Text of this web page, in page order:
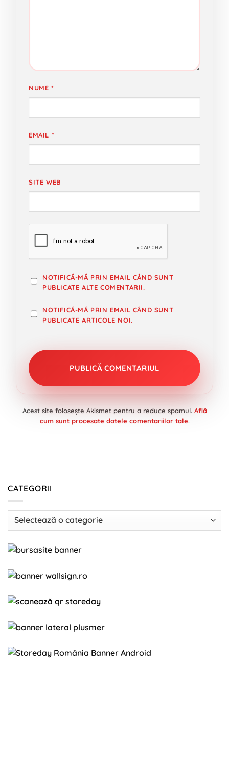
NUME *
EMAIL *
SITE WEB
NOTIFICĂ-MĂ PRIN EMAIL CÂND SUNT
PUBLICATE ALTE COMENTARII.
NOTIFICĂ-MĂ PRIN EMAIL CÂND SUNT
PUBLICATE ARTICOLE NOI.
Acest site folosește Akismet pentru a reduce spamul. Află
cum sunt procesate datele comentariilor tale.
CATEGORII
Categorii